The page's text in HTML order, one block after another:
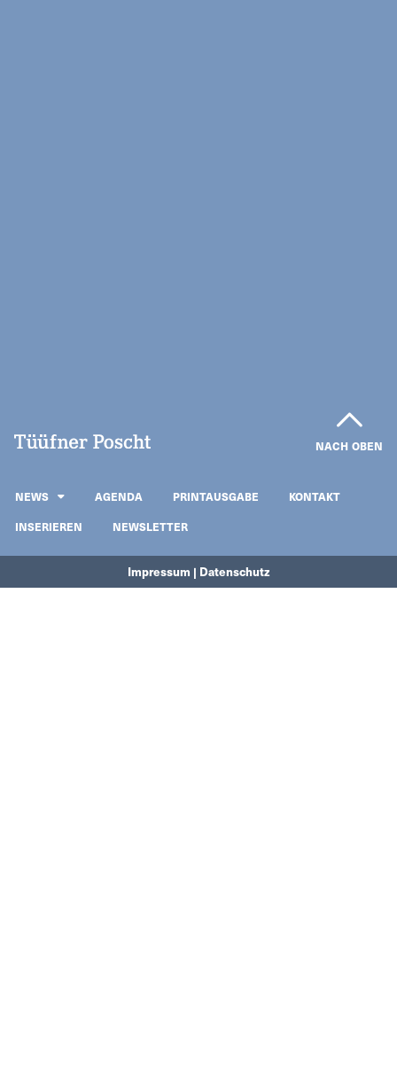
NACH OBEN
NEWS AGENDA PRINTAUSGABE
KONTAKT
INSERIEREN
NEWSLETTER
Impressum | Datenschutz